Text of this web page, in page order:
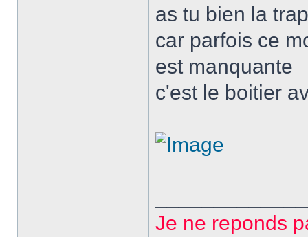
as tu bien la
car parfois ce
est manquante
c'est le boitier
Je ne reponds